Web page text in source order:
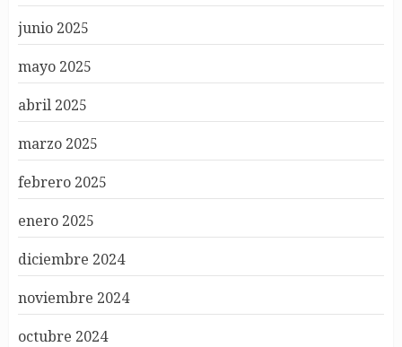
junio 2025
mayo 2025
abril 2025
marzo 2025
febrero 2025
enero 2025
diciembre 2024
noviembre 2024
octubre 2024